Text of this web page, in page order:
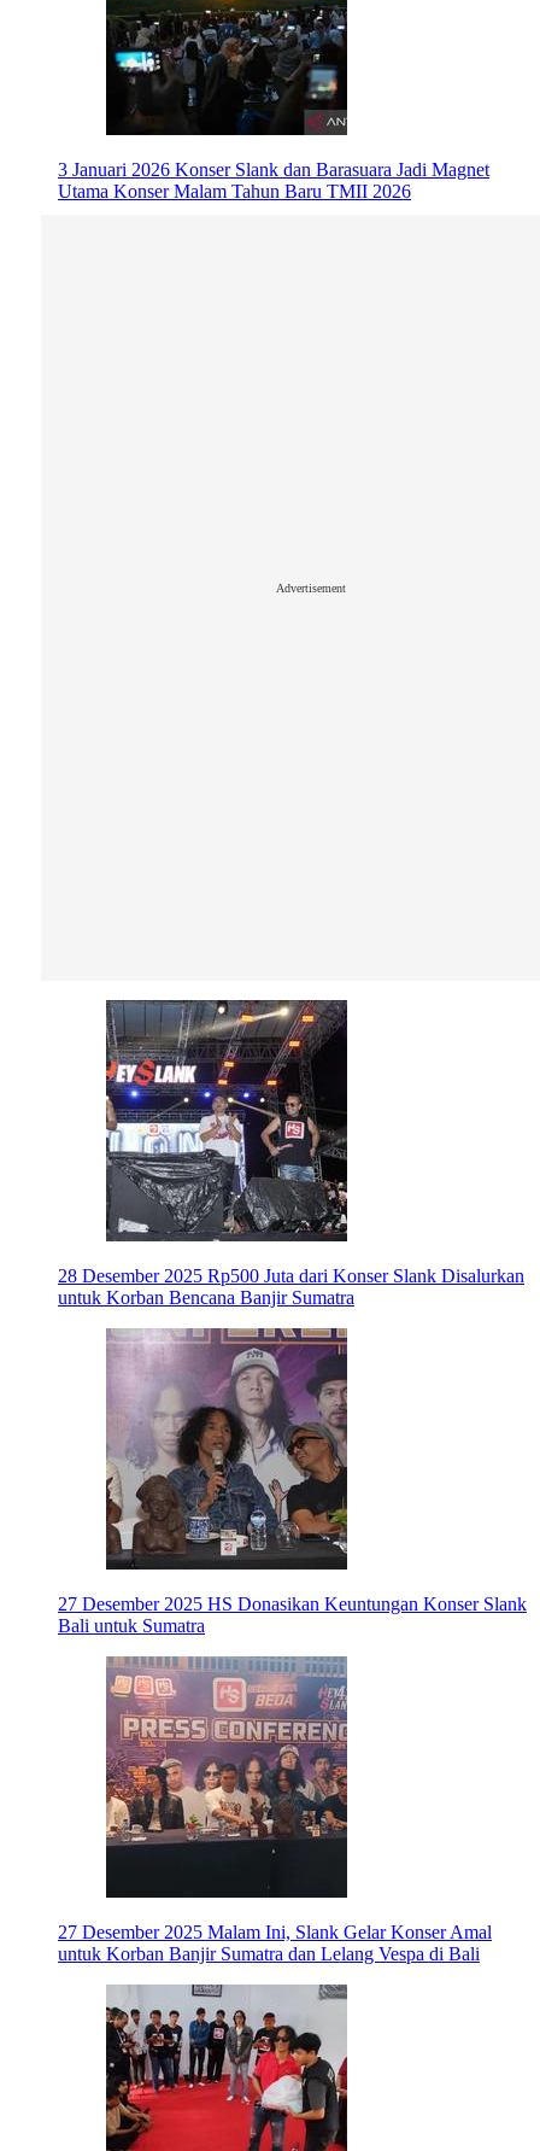
3 Januari 2026 Konser Slank dan Barasuara Jadi Magnet
Utama Konser Malam Tahun Baru TMII 2026
Advertisement
28 Desember 2025 Rp500 Juta dari Konser Slank Disalurkan
untuk Korban Bencana Banjir Sumatra
27 Desember 2025 HS Donasikan Keuntungan Konser Slank
Bali untuk Sumatra
27 Desember 2025 Malam Ini, Slank Gelar Konser Amal
untuk Korban Banjir Sumatra dan Lelang Vespa di Bali